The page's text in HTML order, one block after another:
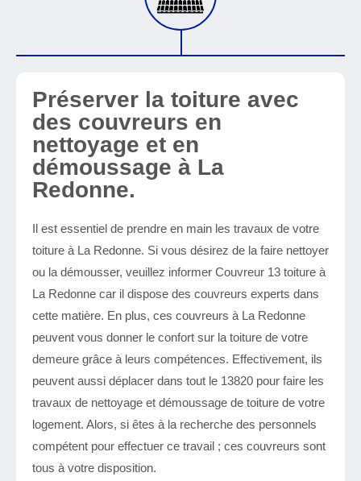
Préserver la toiture avec
des couvreurs en
nettoyage et en
démoussage à La
Redonne.
Il est essentiel de prendre en main les travaux de votre
toiture à La Redonne. Si vous désirez de la faire nettoyer
ou la démousser, veuillez informer Couvreur 13 toiture à
La Redonne car il dispose des couvreurs experts dans
cette matière. En plus, ces couvreurs à La Redonne
peuvent vous donner le confort sur la toiture de votre
demeure grâce à leurs compétences. Effectivement, ils
peuvent aussi déplacer dans tout le 13820 pour faire les
travaux de nettoyage et démoussage de toiture de votre
logement. Alors, si êtes à la recherche des personnels
compétent pour effectuer ce travail ; ces couvreurs sont
tous à votre disposition.